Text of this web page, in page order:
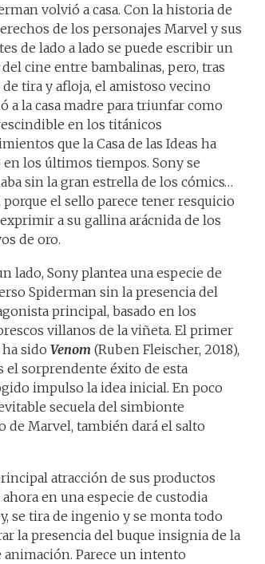
volvió a casa. Con la historia de
de los personajes Marvel y sus
de lado a lado se puede escribir un
cine entre bambalinas, pero, tras
de tira y afloja, el amistoso vecino
a la casa madre para triunfar como
en los titánicos
que la Casa de las Ideas ha
en los últimos tiempos. Sony se
sin la gran estrella de los cómics…
porque el sello parece tener resquicio
a su gallina arácnida de los
de oro.
lado, Sony plantea una especie de
Spiderman sin la presencia del
principal, basado en los
villanos de la viñeta. El primer
sido Venom (Ruben Fleischer, 2018),
el sorprendente éxito de esta
impulso la idea inicial. En poco
secuela del simbionte
Marvel, también dará el salto
atracción de sus productos
en una especie de custodia
se tira de ingenio y se monta todo
la presencia del buque insignia de la
animación. Parece un intento